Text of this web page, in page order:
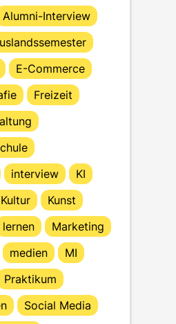
Alumni-Interview
E-Commerce
Freizeit
interview
KI
Kultur
Kunst
lernen
Marketing
medien
MI
Praktikum
Social Media